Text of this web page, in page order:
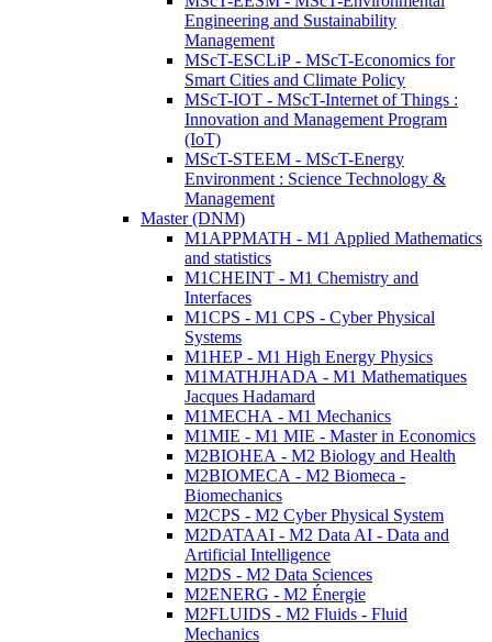
Engineering and Sustainability
Management
MScT-ESCLiP - MScT-Economics for
Smart Cities and Climate Policy
MScT-IOT - MScT-Internet of Things :
Innovation and Management Program
(IoT)
MScT-STEEM - MScT-Energy
Environment : Science Technology &
Management
Master (DNM)
M1APPMATH - M1 Applied Mathematics
and statistics
M1CHEINT - M1 Chemistry and
Interfaces
M1CPS - M1 CPS - Cyber Physical
Systems
M1HEP - M1 High Energy Physics
M1MATHJHADA - M1 Mathematiques
Jacques Hadamard
M1MECHA - M1 Mechanics
M1MIE - M1 MIE - Master in Economics
M2BIOHEA - M2 Biology and Health
M2BIOMECA - M2 Biomeca -
Biomechanics
M2CPS - M2 Cyber Physical System
M2DATAAI - M2 Data AI - Data and
Artificial Intelligence
M2DS - M2 Data Sciences
M2ENERG - M2 Énergie
M2FLUIDS - M2 Fluids - Fluid
Mechanics